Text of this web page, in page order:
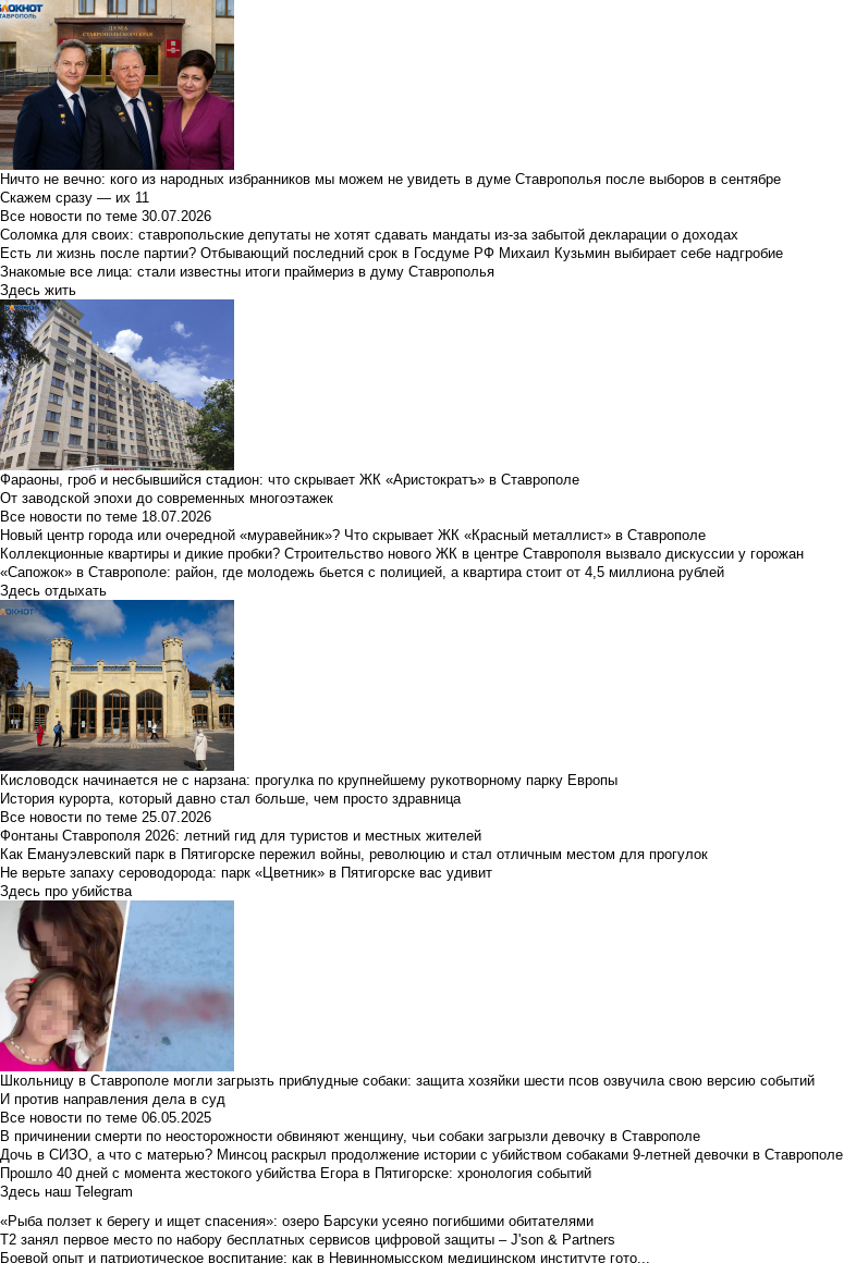
Ничто не вечно: кого из народных избранников мы можем не увидеть в думе Ставрополья после выборов в сентябре
Скажем сразу — их 11
Все новости по теме 30.07.2026
Соломка для своих: ставропольские депутаты не хотят сдавать мандаты из-за забытой декларации о доходах
Есть ли жизнь после партии? Отбывающий последний срок в Госдуме РФ Михаил Кузьмин выбирает себе надгробие
Знакомые все лица: стали известны итоги праймериз в думу Ставрополья
Здесь жить
Фараоны, гроб и несбывшийся стадион: что скрывает ЖК «Аристократъ» в Ставрополе
От заводской эпохи до современных многоэтажек
Все новости по теме 18.07.2026
Новый центр города или очередной «муравейник»? Что скрывает ЖК «Красный металлист» в Ставрополе
Коллекционные квартиры и дикие пробки? Строительство нового ЖК в центре Ставрополя вызвало дискуссии у горожан
«Сапожок» в Ставрополе: район, где молодежь бьется с полицией, а квартира стоит от 4,5 миллиона рублей
Здесь отдыхать
Кисловодск начинается не с нарзана: прогулка по крупнейшему рукотворному парку Европы
История курорта, который давно стал больше, чем просто здравница
Все новости по теме 25.07.2026
Фонтаны Ставрополя 2026: летний гид для туристов и местных жителей
Как Емануэлевский парк в Пятигорске пережил войны, революцию и стал отличным местом для прогулок
Не верьте запаху сероводорода: парк «Цветник» в Пятигорске вас удивит
Здесь про убийства
Школьницу в Ставрополе могли загрызть приблудные собаки: защита хозяйки шести псов озвучила свою версию событий
И против направления дела в суд
Все новости по теме 06.05.2025
В причинении смерти по неосторожности обвиняют женщину, чьи собаки загрызли девочку в Ставрополе
Дочь в СИЗО, а что с матерью? Минсоц раскрыл продолжение истории с убийством собаками 9-летней девочки в Ставрополе
Прошло 40 дней с момента жестокого убийства Егора в Пятигорске: хронология событий
Здесь наш Telegram
«Рыба ползет к берегу и ищет спасения»: озеро Барсуки усеяно погибшими обитателями
Т2 занял первое место по набору бесплатных сервисов цифровой защиты – J'son & Partners
Боевой опыт и патриотическое воспитание: как в Невинномысском медицинском институте гото...